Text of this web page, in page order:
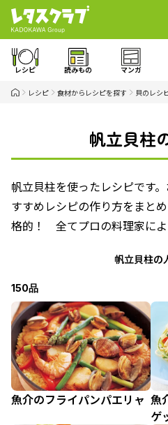
レシピ 読みもの マンガ
レシピ 食材からレシピを探す 貝のレシ
帆立貝柱
帆立貝柱を使ったレシピです
すすめレシピの作り方をまと
格的！ 全てプロの料理家によ
帆立貝柱の
150品
魚介のフライパンパエリャ 魚
ゲ